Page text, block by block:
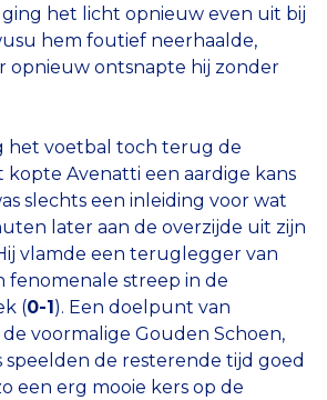
het licht opnieuw even uit bij
hem foutief neerhaalde,
opnieuw ontsnapte hij zonder
het voetbal toch terug de
kopte Avenatti een aardige kans
slechts een inleiding voor wat
later aan de overzijde uit zijn
vlamde een teruglegger van
fenomenale streep in de
(0-1). Een doelpunt van
voormalige Gouden Schoen,
de resterende tijd goed
een erg mooie kers op de